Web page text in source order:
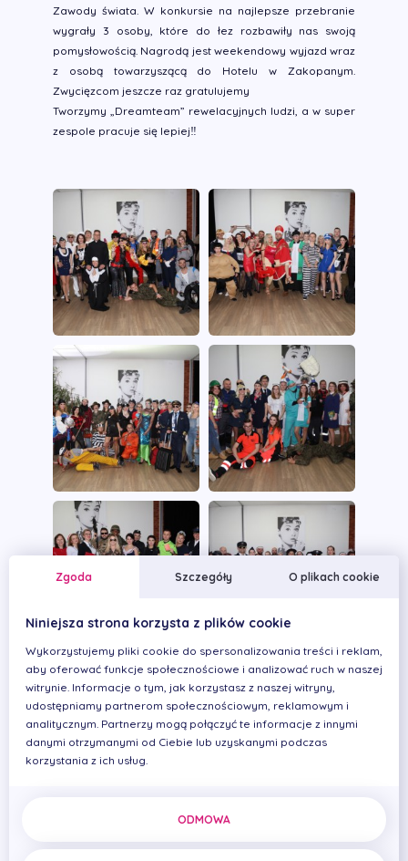
Zawody świata. W konkursie na najlepsze przebranie
wygrały 3 osoby, które do łez rozbawiły nas swoją
pomysłowością. Nagrodą jest weekendowy wyjazd wraz
z osobą towarzyszącą do Hotelu w Zakopanym.
Zwycięzcom jeszcze raz gratulujemy
Tworzymy „Dreamteam” rewelacyjnych ludzi, a w super
zespole pracuje się lepiej‼
Zobacz również
36 sposobów jak przekonać dziecko do mycia
kluczem do zdrowych zębów na całe ży...
Zgoda Szczegóły O plikach cookie
Niniejsza strona korzysta z plików cookie
Wykorzystujemy pliki cookie do spersonalizowania treści i reklam,
aby oferować funkcje społecznościowe i analizować ruch w naszej
witrynie. Informacje o tym, jak korzystasz z naszej witryny,
udostępniamy partnerom społecznościowym, reklamowym i
analitycznym. Partnerzy mogą połączyć te informacje z innymi
danymi otrzymanymi od Ciebie lub uzyskanymi podczas
korzystania z ich usług.
ODMOWA